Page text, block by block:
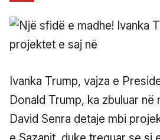
Ivanka Trump, vajza e
Donald Trump, ka zbuluar
David Senra detaje mbi